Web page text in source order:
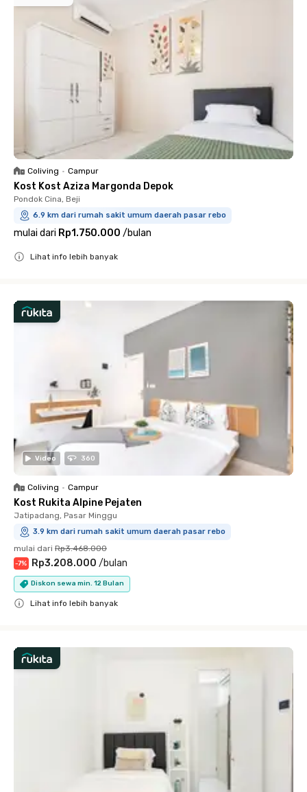
Coliving • Campur
Kost Kost Aziza Margonda Depok
Pondok Cina, Beji
6.9 km dari rumah sakit umum daerah pasar rebo
mulai dari Rp1.750.000 /bulan
Lihat info lebih banyak
Video 360
Coliving • Campur
Kost Rukita Alpine Pejaten
Jatipadang, Pasar Minggu
3.9 km dari rumah sakit umum daerah pasar rebo
mulai dari Rp3.468.000
-7% Rp3.208.000 /bulan
Diskon sewa min. 12 Bulan
Lihat info lebih banyak